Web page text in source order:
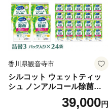
香川県観音寺市
シルコット ウェットティッ
シュ ノンアルコール除菌詰
替（43枚×3P）×24袋 日用品
おもちゃ 拭き取り 手拭き 外
39,000円